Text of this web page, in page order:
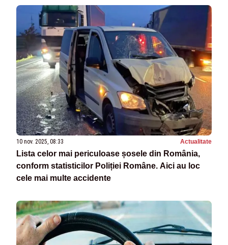
10 nov. 2025, 08:33 Actualitate
Lista celor mai periculoase șosele din România,
conform statisticilor Poliției Române. Aici au loc
cele mai multe accidente